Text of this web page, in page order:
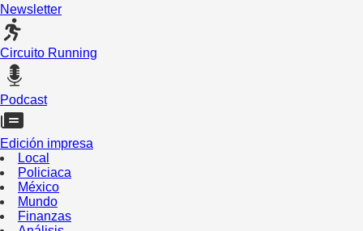
Newsletter
Circuito Running
Podcast
Edición impresa
Local
Policiaca
México
Mundo
Finanzas